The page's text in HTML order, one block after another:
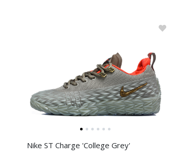
Nike ST Charge 'College Grey'